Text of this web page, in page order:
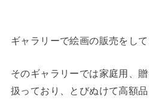
ギャラリーで絵画の販売をして
そのギャラリーでは家庭用、
扱っており、とびぬけて高額